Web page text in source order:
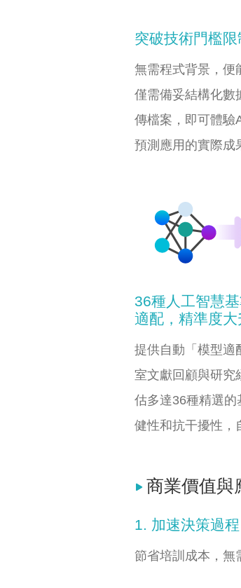
突破技術門檻
無需程式背景，便
僅需備妥結構化數
傳檔案，即可體驗
預測應用的實際成
36種人工智慧
適配，精準度大
提供自動「模型適
室文獻回顧與研究
估多達36種精選
健性和抗干擾性，
商業價值與
1. 加速決策過程
節省培訓成本，無